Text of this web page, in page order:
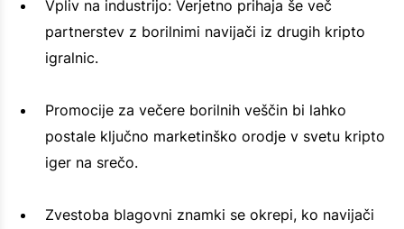
Vpliv na industrijo: Verjetno prihaja še več
partnerstev z borilnimi navijači iz drugih kripto
igralnic.
Promocije za večere borilnih veščin bi lahko
postale ključno marketinško orodje v svetu kripto
iger na srečo.
Zvestoba blagovni znamki se okrepi, ko navijači